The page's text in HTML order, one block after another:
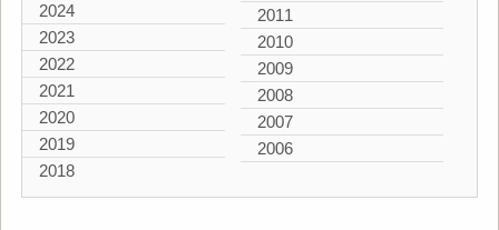
2024
2023
2022
2021
2020
2019
2018
2011
2010
2009
2008
2007
2006